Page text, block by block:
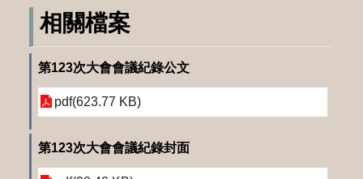
相關檔案
第123次大會會議紀錄公文
pdf(623.77 KB)
第123次大會會議紀錄封面